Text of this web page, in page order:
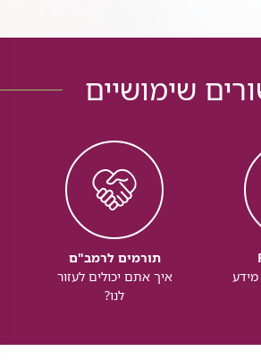
שימושיים
תורמים לרמב"ם
איך אתם יכולים לעזור
לנו?